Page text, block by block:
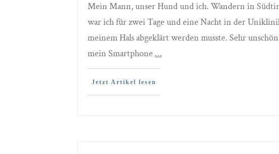
Mein Mann, unser Hund und ich. Wandern in
war ich für zwei Tage und eine Nacht in der
meinem Hals abgeklärt werden musste. Sehr
mein Smartphone …
Jetzt Artikel lesen